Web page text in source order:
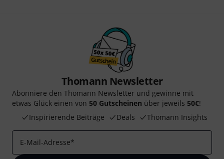
Thomann Newsletter
Abonniere den Thomann Newsletter und gewinne mit
etwas Glück einen von 50 Gutscheinen über jeweils 50€!
Inspirierende Beiträge
Deals Thomann Insights
E-Mail-Adresse*